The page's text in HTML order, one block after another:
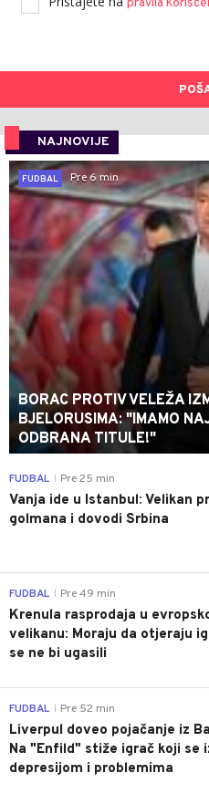
NAJNOVIJE
FUDBAL
Pre 6 min
BORAC PROTIV VELEŽA
BJELORUSIMA: "IMAMO
ODBRANA TITULE!"
FUDBAL Pre 25 min
Vanja ide u Istanbul: Velikan
golmana i dovodi Srbina
FUDBAL Pre 49 min
Krenula rasprodaja u
velikanu: Moraju da otjeraju
se ne bi ugasili
FUDBAL Pre 52 min
Liverpul doveo pojačanje iz
Na "Enfild" stiže igrač koji se
depresijom i problemima